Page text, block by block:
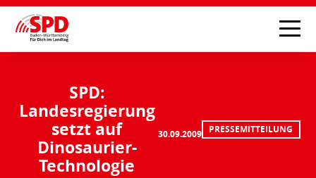
SPD:
Landesregierung
setzt auf
Dinosaurier-
Technologie
30.09.2009 PRESSEMITTEILUNG